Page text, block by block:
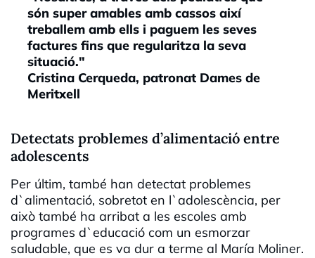
són super amables amb cassos així
treballem amb ells i paguem les seves
factures fins que regularitza la seva
situació."
Cristina Cerqueda, patronat Dames de
Meritxell
Detectats problemes d’alimentació entre
adolescents
Per últim, també han detectat problemes
d`alimentació, sobretot en l`adolescència, per
això també ha arribat a les escoles amb
programes d`educació com un esmorzar
saludable, que es va dur a terme al María Moliner.